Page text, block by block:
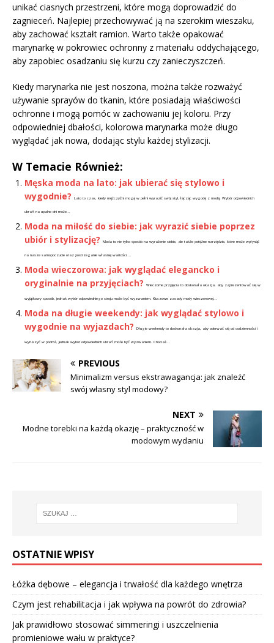
unikać ciasnych przestrzeni, które mogą doprowadzić do
zagnieceń. Najlepiej przechowywać ją na szerokim wieszaku,
aby zachować kształt ramion. Warto także opakować
marynarkę w pokrowiec ochronny z materiału oddychającego,
aby zapobiec osadzaniu się kurzu czy zanieczyszczeń.
Kiedy marynarka nie jest noszona, można także rozważyć
używanie sprayów do tkanin, które posiadają właściwości
ochronne i mogą pomóc w zachowaniu jej koloru. Przy
odpowiedniej dbałości, kolorowa marynarka może długo
wyglądać jak nowa, dodając stylu każdej stylizacji.
W Temacie Również:
Męska moda na lato: jak ubierać się stylowo i
wygodnie?
Lato to czas, kiedy mężczyźni mogą w pełni wyrazić swój styl, łącząc wygodę z modą. Wybór odpowiednich
ubrań na upalne dni może...
Moda na miłość do siebie: jak wyrazić siebie poprzez
ubiór i stylizację?
Moda to nie tylko sposób na wyrażenie siebie, ale także potężne narzędzie, które może wpłynąć
na nasze samopoczucie oraz postrzeganie własnej wartości....
Moda wieczorowa: jak wyglądać elegancko i
oryginalnie na przyjęciach?
Wieczorne przyjęcia to doskonała okazja, aby zaprezentować się w
wyjątkowy sposób, jednak wybór odpowiedniego stroju może być wyzwaniem. Kluczowe zasady mody wieczorowej...
Moda na długie weekendy: jak wyglądać stylowo i
wygodnie na wyjazdach?
Długie weekendy to doskonała okazja, aby oderwać się od codzienności i
wyruszyć w podróż, jednak wybór odpowiednich ubrań może być wyzwaniem. Chociaż...
PREVIOUS
Minimalizm versus ekstrawagancja: jak znaleźć
swój własny styl modowy?
NEXT
Modne torebki na każdą okazję – praktyczność w
modowym wydaniu
OSTATNIE WPISY
Łóżka dębowe – elegancja i trwałość dla każdego wnętrza
Czym jest rehabilitacja i jak wpływa na powrót do zdrowia?
Jak prawidłowo stosować simmeringi i uszczelnienia
promieniowe wału w praktyce?